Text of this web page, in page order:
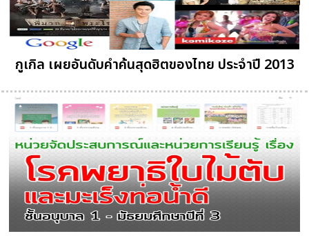
กูเกิล เผยอันดับคำค้นสุดฮิตของไทย ประจำปี 2013